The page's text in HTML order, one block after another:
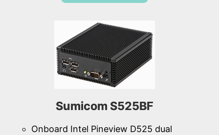
Sumicom S525BF
Onboard Intel Pineview D525 dual